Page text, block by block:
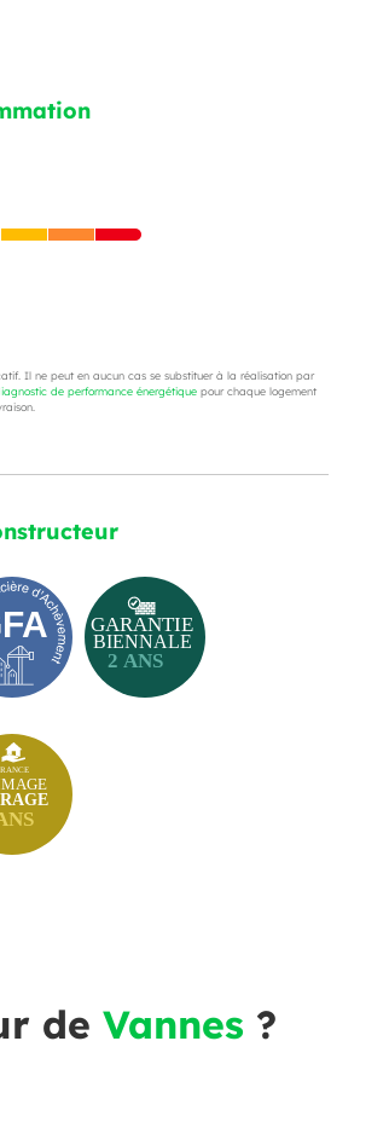
Il ne peut en aucun cas se substituer à la réalisation par
de performance énergétique pour chaque logement
de Vannes ?